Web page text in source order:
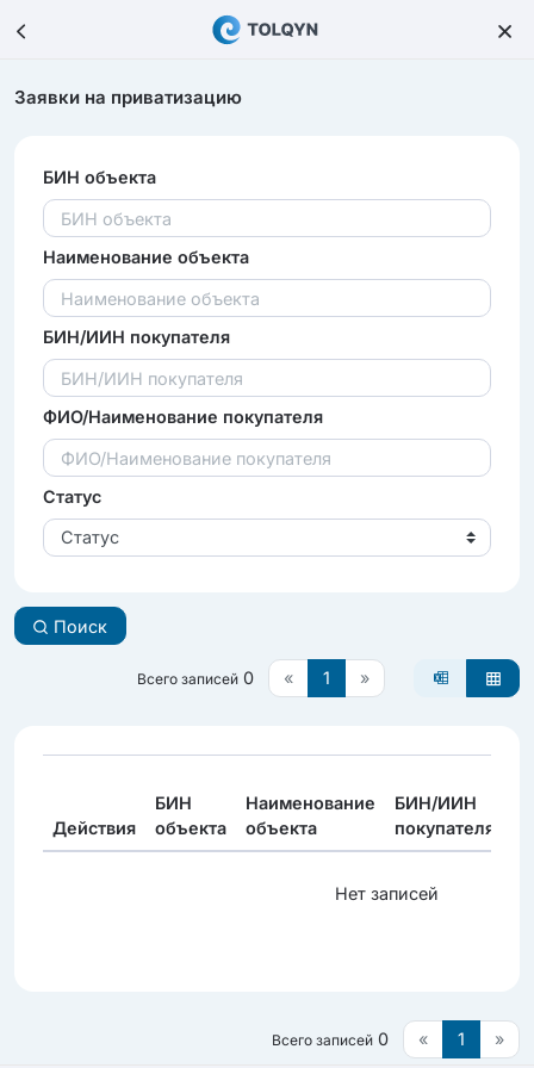
Заявки на приватизацию
БИН объекта
Наименование объекта
БИН/ИИН покупателя
ФИО/Наименование покупателя
Статус
Статус
Поиск
Всего записей 0 « 1 »
Действия
БИН
объекта
Наименование
объекта
БИН/ИИН
покупателя
Нет записей
Всего записей 0 « 1 »